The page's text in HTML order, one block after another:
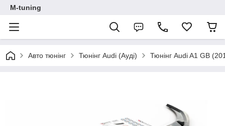
M-tuning
Авто тюнінг Тюнінг Audi (Ауді) Тюнінг Audi A1 GB